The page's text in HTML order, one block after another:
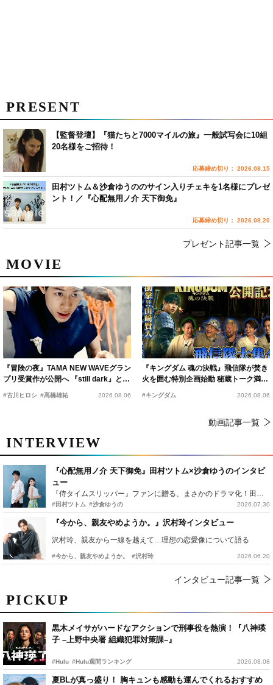
PICKUP
黒木メイサがハードなアクションで刑事役を熱演！『八神瑛
子 –上野中央署 組織犯罪対策課–』
#Hulu #Hulu週間ランキング 2026.08.08
夏BLが真っ盛り！ 胸キュンも感動も運んでくれるおすすめ
MOVIE
『冒険の夜』TAMA NEW WAVEグラン
プリ受賞作が公開へ 『still dark』と同
#古川ヒロシ #髙橋雄祐 2026.08.06
『キングダム 魂の決戦』飛信隊が焚き
火を囲む特別企画始動 秘蔵トーク満載
#キングダム 2026.08.06
動画記事一覧
INTERVIEW
『心配無用ノ介 天下御免』田村ツトム×沙倉ゆうのインタビ
ュー
『侍タイムスリッパー』ファンに贈る、まさかのドラマ化！田村ツトム×沙倉ゆうのが語る『心配無用ノ介』撮影秘話
#田村ツトム #沙倉ゆうの 2026.07.30
『今から、親友やめようか。』沢村玲インタビュー
沢村玲、親友から一線を越えて…理想の恋愛像について語る
#今から、親友やめようか。 #沢村玲 2026.06.20
インタビュー記事一覧
PRESENT
【監督登壇】『猫たちと7000マイルの旅』一般試写会に10組
20名様をご招待！
応募締め切り： 2026.08.15
田村ツトム＆沙倉ゆうののサイン入りチェキを1名様にプレゼ
ント！／『心配無用ノ介 天下御免』
応募締め切り： 2026.08.20
プレゼント記事一覧